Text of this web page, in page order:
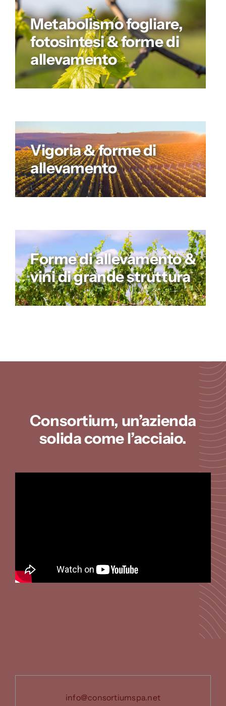
Metabolismo fogliare,
fotosintesi & forme di
allevamento
Vigoria & forme di
allevamento
Forme di allevamento &
vini di grande struttura
Consortium, un’azienda
solida come l’acciaio.
info@consortiumspa.net